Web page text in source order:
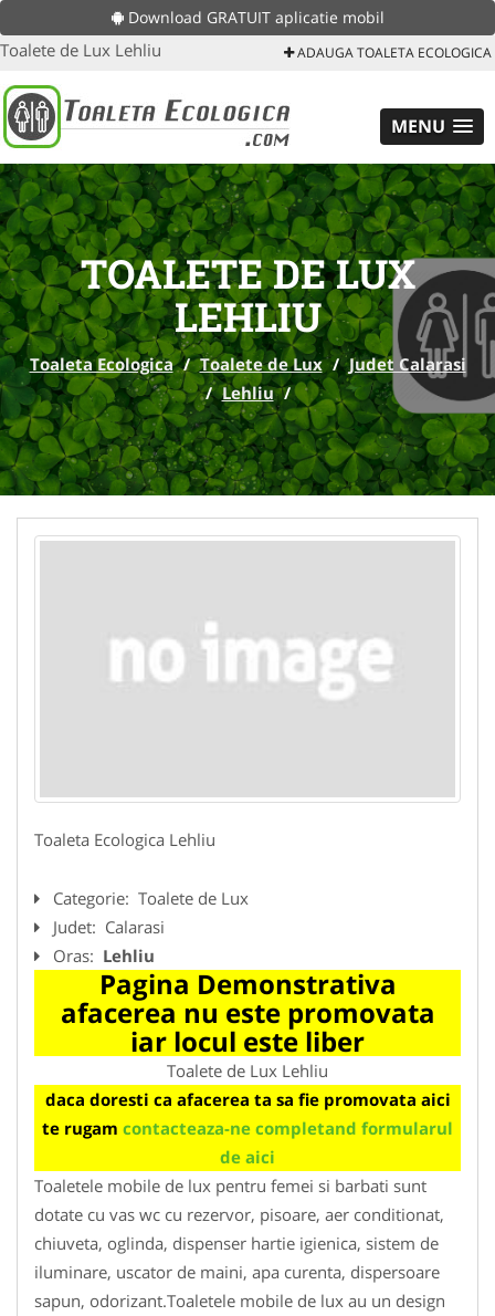
Download GRATUIT aplicatie mobil
Toalete de Lux Lehliu ADAUGA TOALETA ECOLOGICA
MENU
TOALETE DE LUX
LEHLIU
Toaleta Ecologica / Toalete de Lux / Judet Calarasi
/ Lehliu /
Toaleta Ecologica Lehliu
Categorie: Toalete de Lux
Judet: Calarasi
Oras: Lehliu
Pagina Demonstrativa
afacerea nu este promovata
iar locul este liber
Toalete de Lux Lehliu
daca doresti ca afacerea ta sa fie promovata aici
te rugam contacteaza-ne completand formularul
de aici
Toaletele mobile de lux pentru femei si barbati sunt
dotate cu vas wc cu rezervor, pisoare, aer conditionat,
chiuveta, oglinda, dispenser hartie igienica, sistem de
iluminare, uscator de maini, apa curenta, dispersoare
sapun, odorizant.Toaletele mobile de lux au un design